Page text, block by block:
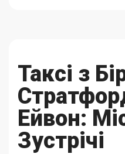
Таксі з
Ейвон:
Зустрічі